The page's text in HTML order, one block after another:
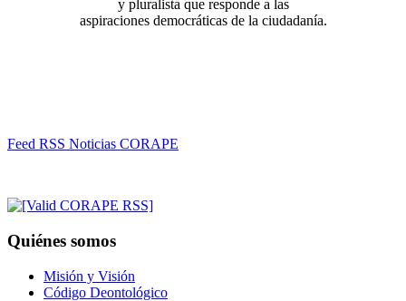
y pluralista que responde a las
aspiraciones democráticas de la ciudadanía.
Feed RSS Noticias CORAPE
Quiénes somos
Misión y Visión
Código Deontológico